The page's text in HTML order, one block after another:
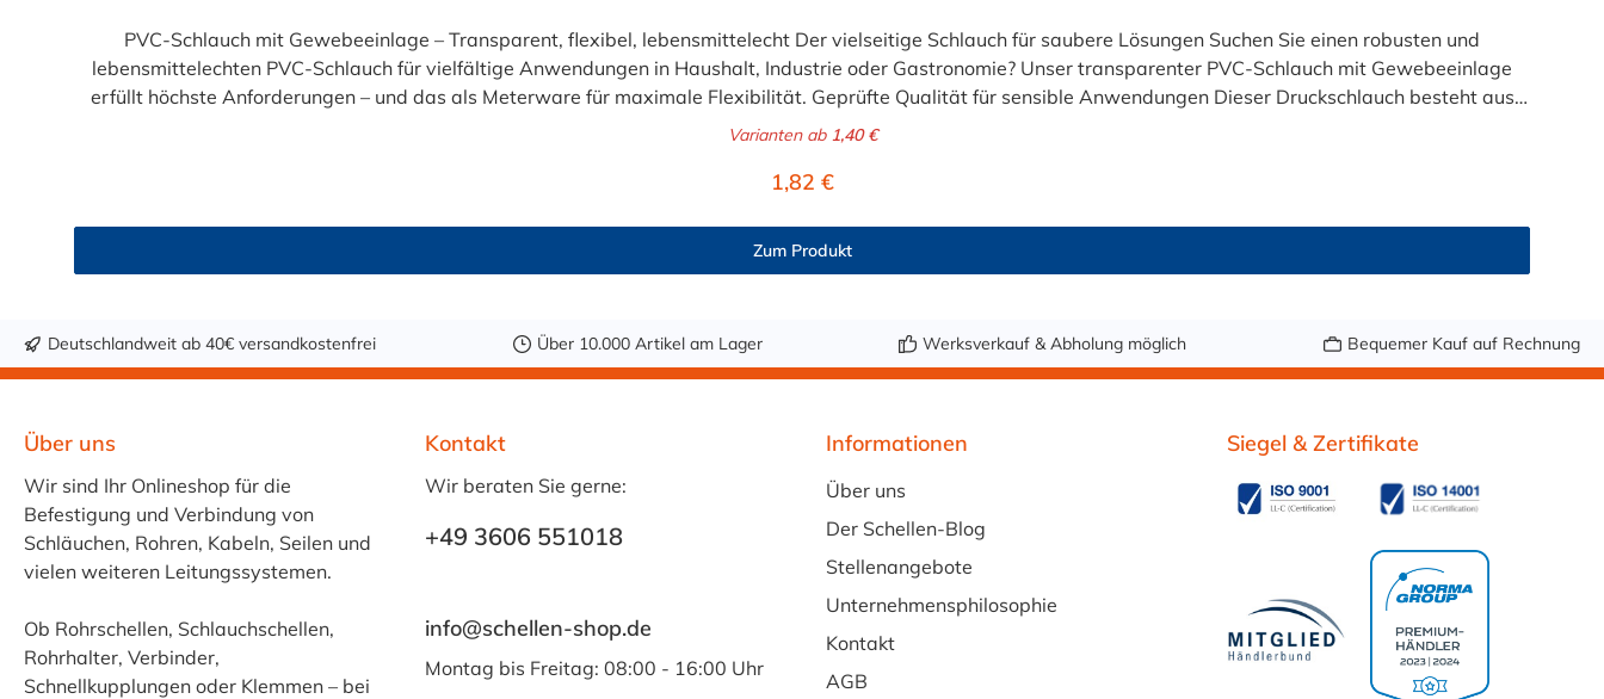
PVC-Schlauch mit Gewebeeinlage – Transparent, flexibel, lebensmittelecht Der vielseitige Schlauch für saubere Lösungen Suchen Sie einen robusten und
lebensmittelechten PVC-Schlauch für vielfältige Anwendungen in Haushalt, Industrie oder Gastronomie? Unser transparenter PVC-Schlauch mit Gewebeeinlage
erfüllt höchste Anforderungen – und das als Meterware für maximale Flexibilität. Geprüfte Qualität für sensible Anwendungen Dieser Druckschlauch besteht aus
einer Innenseele und Außendecke aus PVC sowie einer stabilisierenden Textil-Gewebeeinlage. Er wird TÜV-geprüft und LABS-frei produziert. In der transparenten
Fruchtsaft, Limonade, Mineralwasser, Süßmost und alkoholische Getränke bis 15 Vol.-%. Nicht geeignet ist er für fetthaltige Medien oder Bier in Schankanlagen. Bei
Getränken sollte +40 °C nicht überschritten werden – eine Geschmacksprobe wird empfohlen. Hinweis zur Anwendung: Vor dem Ersteinsatz mit Lebensmitteln oder
Varianten ab1,40 €
Regulärer Preis:
1,82 €
Zum Produkt
Deutschlandweit ab 40€ versandkostenfrei Über 10.000 Artikel am Lager Werksverkauf & Abholung möglich Bequemer Kauf auf Rechnung
Über uns
Wir sind Ihr Onlineshop für die
Befestigung und Verbindung von
Schläuchen, Rohren, Kabeln, Seilen und
vielen weiteren Leitungssystemen.
Ob Rohrschellen, Schlauchschellen,
Rohrhalter, Verbinder,
Schnellkupplungen oder Klemmen – bei
Kontakt
Wir beraten Sie gerne:
+49 3606 551018
info@schellen-shop.de
Montag bis Freitag: 08:00 - 16:00 Uhr
Informationen
Über uns
Der Schellen-Blog
Stellenangebote
Unternehmensphilosophie
Kontakt
AGB
Siegel & Zertifikate